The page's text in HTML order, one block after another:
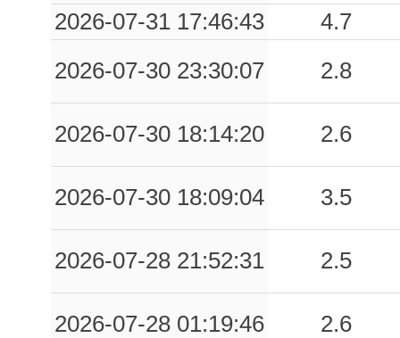
2026-07-31 17:46:43
4.7
2026-07-30 23:30:07
2.8
2026-07-30 18:14:20 2.6
2026-07-30 18:09:04 3.5
2026-07-28 21:52:31 2.5
2026-07-28 01:19:46
2.6